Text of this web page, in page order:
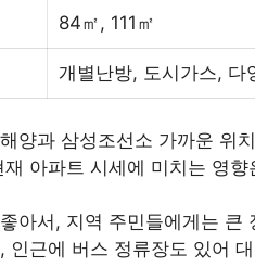
84㎡, 111㎡
개별난방, 도시가스, 다
양과 삼성조선소 가까운 위
아파트 시세에 미치는 영향
아서, 지역 주민들에게는 큰
인근에 버스 정류장도 있어